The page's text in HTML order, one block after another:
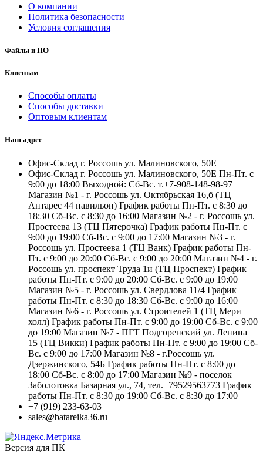
О компании
Политика безопасности
Условия соглашения
Файлы и ПО
Клиентам
Способы оплаты
Способы доставки
Оптовым клиентам
Наш адрес
Офис-Склад г. Россошь ул. Малиновского, 50Е
Офис-Склад г. Россошь ул. Малиновского, 50Е Пн-Пт. с
9:00 до 18:00 Выходной: Сб-Вс. т.+7-908-148-98-97
Магазин №1 - г. Россошь ул. Октябрьская 16,б (ТЦ
Антарес 44 павильон) График работы Пн-Пт. с 8:30 до
18:30 Сб-Вс. с 8:30 до 16:00 Магазин №2 - г. Россошь ул.
Простеева 13 (ТЦ Пятерочка) График работы Пн-Пт. с
9:00 до 19:00 Сб-Вс. с 9:00 до 17:00 Магазин №3 - г.
Россошь ул. Простеева 1 (ТЦ Ванк) График работы Пн-
Пт. с 9:00 до 20:00 Сб-Вс. с 9:00 до 20:00 Магазин №4 - г.
Россошь ул. проспект Труда 1и (ТЦ Проспект) График
работы Пн-Пт. с 9:00 до 20:00 Сб-Вс. с 9:00 до 19:00
Магазин №5 - г. Россошь ул. Свердлова 11/4 График
работы Пн-Пт. с 8:30 до 18:30 Сб-Вс. с 9:00 до 16:00
Магазин №6 - г. Россошь ул. Строителей 1 (ТЦ Мери
холл) График работы Пн-Пт. с 9:00 до 19:00 Сб-Вс. с 9:00
до 19:00 Магазин №7 - ПГТ Подгоренский ул. Ленина
15 (ТЦ Викки) График работы Пн-Пт. с 9:00 до 19:00 Сб-
Вс. с 9:00 до 17:00 Магазин №8 - г.Россошь ул.
Дзержинского, 54Б График работы Пн-Пт. с 8:00 до
18:00 Сб-Вс. с 8:00 до 17:00 Магазин №9 - поселок
Заболотовка Базарная ул., 74, тел.+79529563773 График
работы Пн-Пт. с 8:30 до 19:00 Сб-Вс. с 8:30 до 17:00
+7 (919) 233-63-03
sales@batareika36.ru
Версия для ПК